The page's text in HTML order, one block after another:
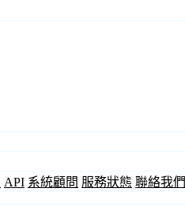
API 系統顧問 服務狀態 聯絡我們